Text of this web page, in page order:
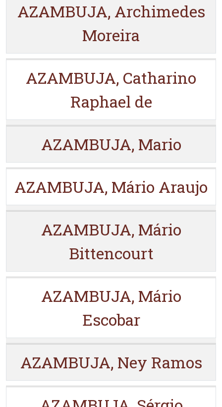
AZAMBUJA, Archimedes
Moreira
AZAMBUJA, Catharino
Raphael de
AZAMBUJA, Mario
AZAMBUJA, Mário Araujo
AZAMBUJA, Mário
Bittencourt
AZAMBUJA, Mário
Escobar
AZAMBUJA, Ney Ramos